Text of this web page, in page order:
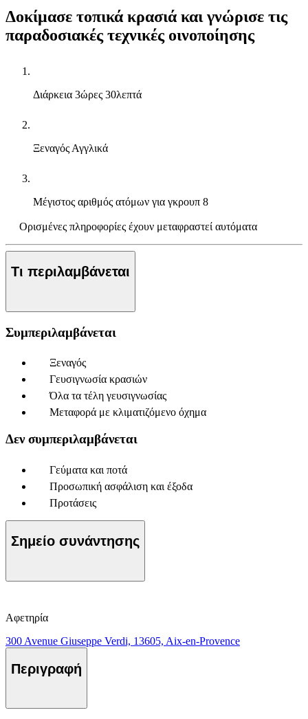
Δοκίμασε τοπικά κρασιά και γνώρισε τις
παραδοσιακές τεχνικές οινοποίησης
Διάρκεια 3ώρες 30λεπτά
Ξεναγός Αγγλικά
Μέγιστος αριθμός ατόμων για γκρουπ 8
Ορισμένες πληροφορίες έχουν μεταφραστεί αυτόματα
Τι περιλαμβάνεται
Συμπεριλαμβάνεται
Ξεναγός
Γευσιγνωσία κρασιών
Όλα τα τέλη γευσιγνωσίας
Μεταφορά με κλιματιζόμενο όχημα
Δεν συμπεριλαμβάνεται
Γεύματα και ποτά
Προσωπική ασφάλιση και έξοδα
Προτάσεις
Σημείο συνάντησης
Αφετηρία
300 Avenue Giuseppe Verdi, 13605, Aix-en-Provence
Περιγραφή